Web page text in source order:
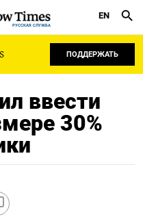
РУССКАЯ СЛУЖБА
EN
ПОДДЕРЖАТЬ
ввести
30%